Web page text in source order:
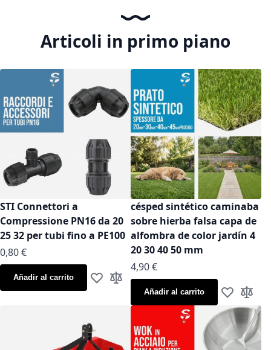
Articoli in primo piano
STI Connettori a
Compressione PN16 da 20
25 32 per tubi fino a PE100
As low as
0,80 €
Añadir al carrito Añadir a la Lista de Deseos
Añadir para comparar
césped sintético caminaba
sobre hierba falsa capa de
alfombra de color jardín 4
20 30 40 50 mm
As low as
4,90 €
Añadir al carrito Añadir a